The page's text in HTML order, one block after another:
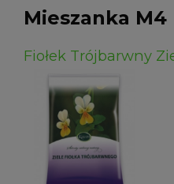
Mieszanka M4
Fiołek Trójbarwny